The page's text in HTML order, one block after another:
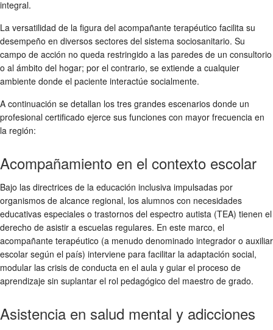
integral.
La versatilidad de la figura del acompañante terapéutico facilita su
desempeño en diversos sectores del sistema sociosanitario. Su
campo de acción no queda restringido a las paredes de un consultorio
o al ámbito del hogar; por el contrario, se extiende a cualquier
ambiente donde el paciente interactúe socialmente.
A continuación se detallan los tres grandes escenarios donde un
profesional certificado ejerce sus funciones con mayor frecuencia en
la región:
Acompañamiento en el contexto escolar
Bajo las directrices de la educación inclusiva impulsadas por
organismos de alcance regional, los alumnos con necesidades
educativas especiales o trastornos del espectro autista (TEA) tienen el
derecho de asistir a escuelas regulares. En este marco, el
acompañante terapéutico (a menudo denominado integrador o auxiliar
escolar según el país) interviene para facilitar la adaptación social,
modular las crisis de conducta en el aula y guiar el proceso de
aprendizaje sin suplantar el rol pedagógico del maestro de grado.
Asistencia en salud mental y adicciones